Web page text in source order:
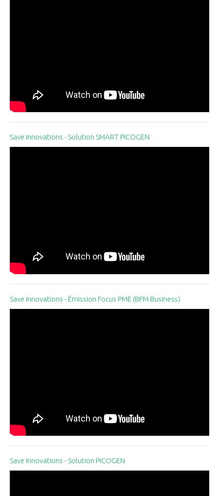
Save Innovations - Solution SMART PICOGEN
Save Innovations - Émission Focus PME (BFM Business)
Save Innovations - Solution PICOGEN